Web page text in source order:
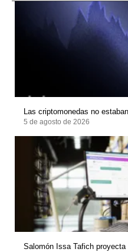
Las criptomonedas no
5 de agosto de 2026
Salomón Issa Tafich